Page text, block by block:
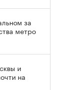
за
метро
и
на